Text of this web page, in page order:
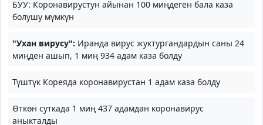
БУУ: Коронавирустун айынан 100 миңдеген бала каза
болушу мүмкүн
"Ухан вирусу": Иранда вирус жуктургандардын саны 24
миңден ашып, 1 миң 934 адам каза болду
Түштүк Кореяда коронавирустан 1 адам каза болду
Өткөн суткада 1 миң 437 адамдан коронавирус
аныкталды